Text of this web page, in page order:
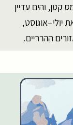
קטן, והים עדיין
יולי–אוגוסט,
ההרריים.